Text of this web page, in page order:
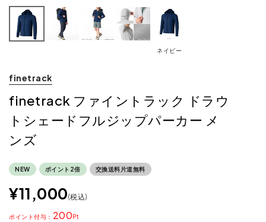
ネイビー
finetrack
finetrack ファイントラック ドラウ
トシェードフルジップパーカー メ
ンズ
NEW ポイント2倍 交換送料片道無料
¥11,000 税込
200
ポイント